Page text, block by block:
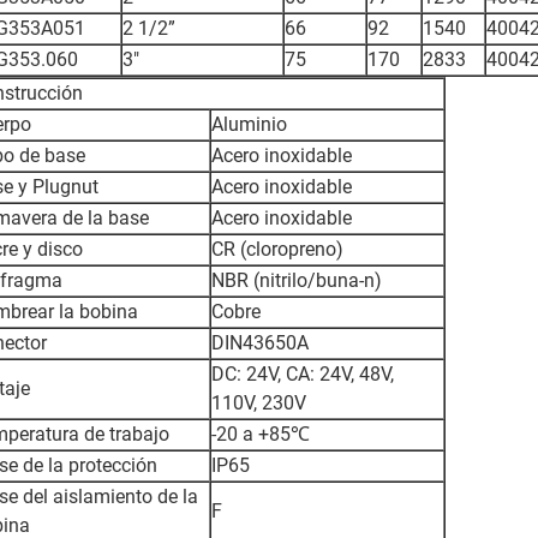
2 1/2” 66 92 1540
3" 75 170 2833
Aluminio
de base
Acero inoxidable
y Plugnut
Acero inoxidable
de la base
Acero inoxidable
y disco
CR (cloropreno)
NBR (nitrilo/buna-n)
la bobina
Cobre
DIN43650A
DC: 24V, CA: 24V, 48V,
110V, 230V
de trabajo
-20 a +85℃
de la protección
IP65
del aislamiento de la
F